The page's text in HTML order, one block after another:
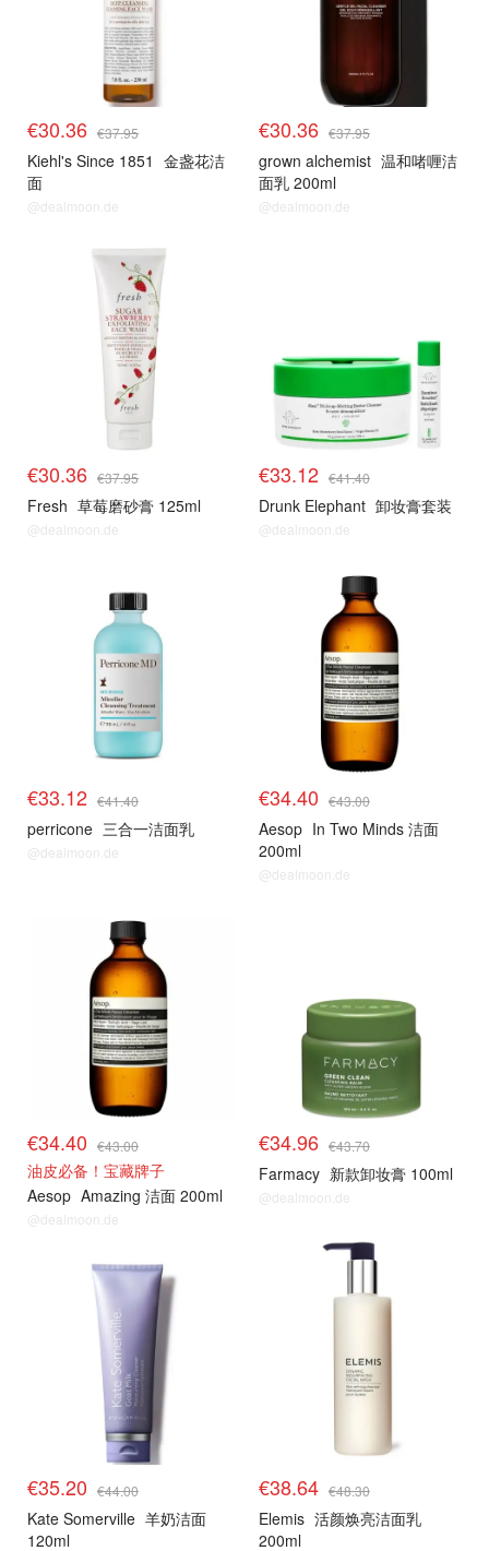
€30.36 €37.95
Kiehl's Since 1851 金盏花洁
面
@dealmoon.de
€30.36 €37.95
grown alchemist 温和啫喱洁
面乳 200ml
@dealmoon.de
€30.36 €37.95
Fresh 草莓磨砂膏 125ml
@dealmoon.de
€33.12 €41.40
Drunk Elephant 卸妆膏套装
@dealmoon.de
€33.12 €41.40
perricone 三合一洁面乳
@dealmoon.de
€34.40 €43.00
Aesop In Two Minds 洁面
200ml
@dealmoon.de
€34.40 €43.00
油皮必备！宝藏牌子
Aesop Amazing 洁面 200ml
@dealmoon.de
€34.96 €43.70
Farmacy 新款卸妆膏 100ml
@dealmoon.de
€35.20 €44.00
Kate Somerville 羊奶洁面
120ml
€38.64 €48.30
Elemis 活颜焕亮洁面乳
200ml